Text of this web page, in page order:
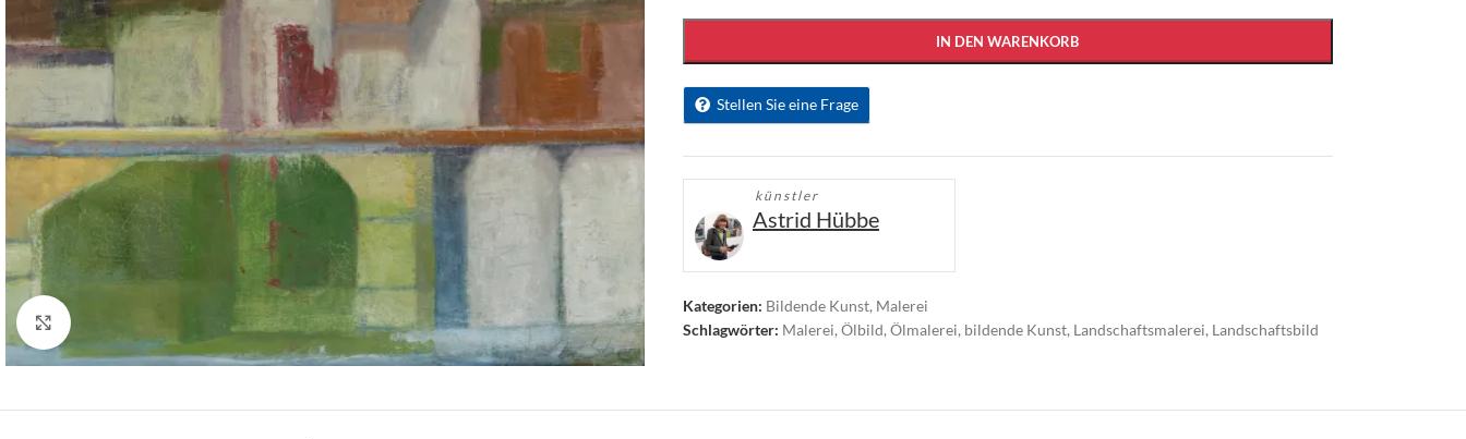
IN DEN WARENKORB
Stellen Sie eine Frage
künstler
Astrid Hübbe
Kategorien: Bildende Kunst, Malerei
Schlagwörter: Malerei, Ölbild, Ölmalerei, bildende Kunst, Landschaftsmalerei, Landschaftsbild